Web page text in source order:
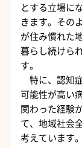
とする立場に
きます。その
が住み慣れた
暮らし続けら
す。
特に、認知
可能性が高い
関わった経験
て、地域社会
考えています。